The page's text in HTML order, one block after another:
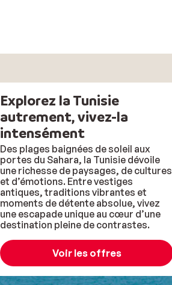
Explorez la Tunisie
autrement, vivez-la
intensément
Des plages baignées de soleil aux
portes du Sahara, la Tunisie dévoile
une richesse de paysages, de cultures
et d’émotions. Entre vestiges
antiques, traditions vibrantes et
moments de détente absolue, vivez
une escapade unique au cœur d’une
destination pleine de contrastes.
Voir les offres